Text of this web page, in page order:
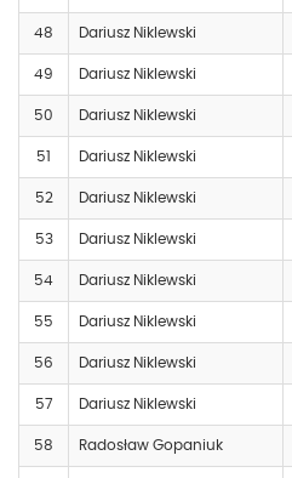
48 Dariusz Niklewski
49 Dariusz Niklewski
50 Dariusz Niklewski
51 Dariusz Niklewski
52 Dariusz Niklewski
53 Dariusz Niklewski
54 Dariusz Niklewski
55 Dariusz Niklewski
56 Dariusz Niklewski
57 Dariusz Niklewski
58 Radosław Gopaniuk